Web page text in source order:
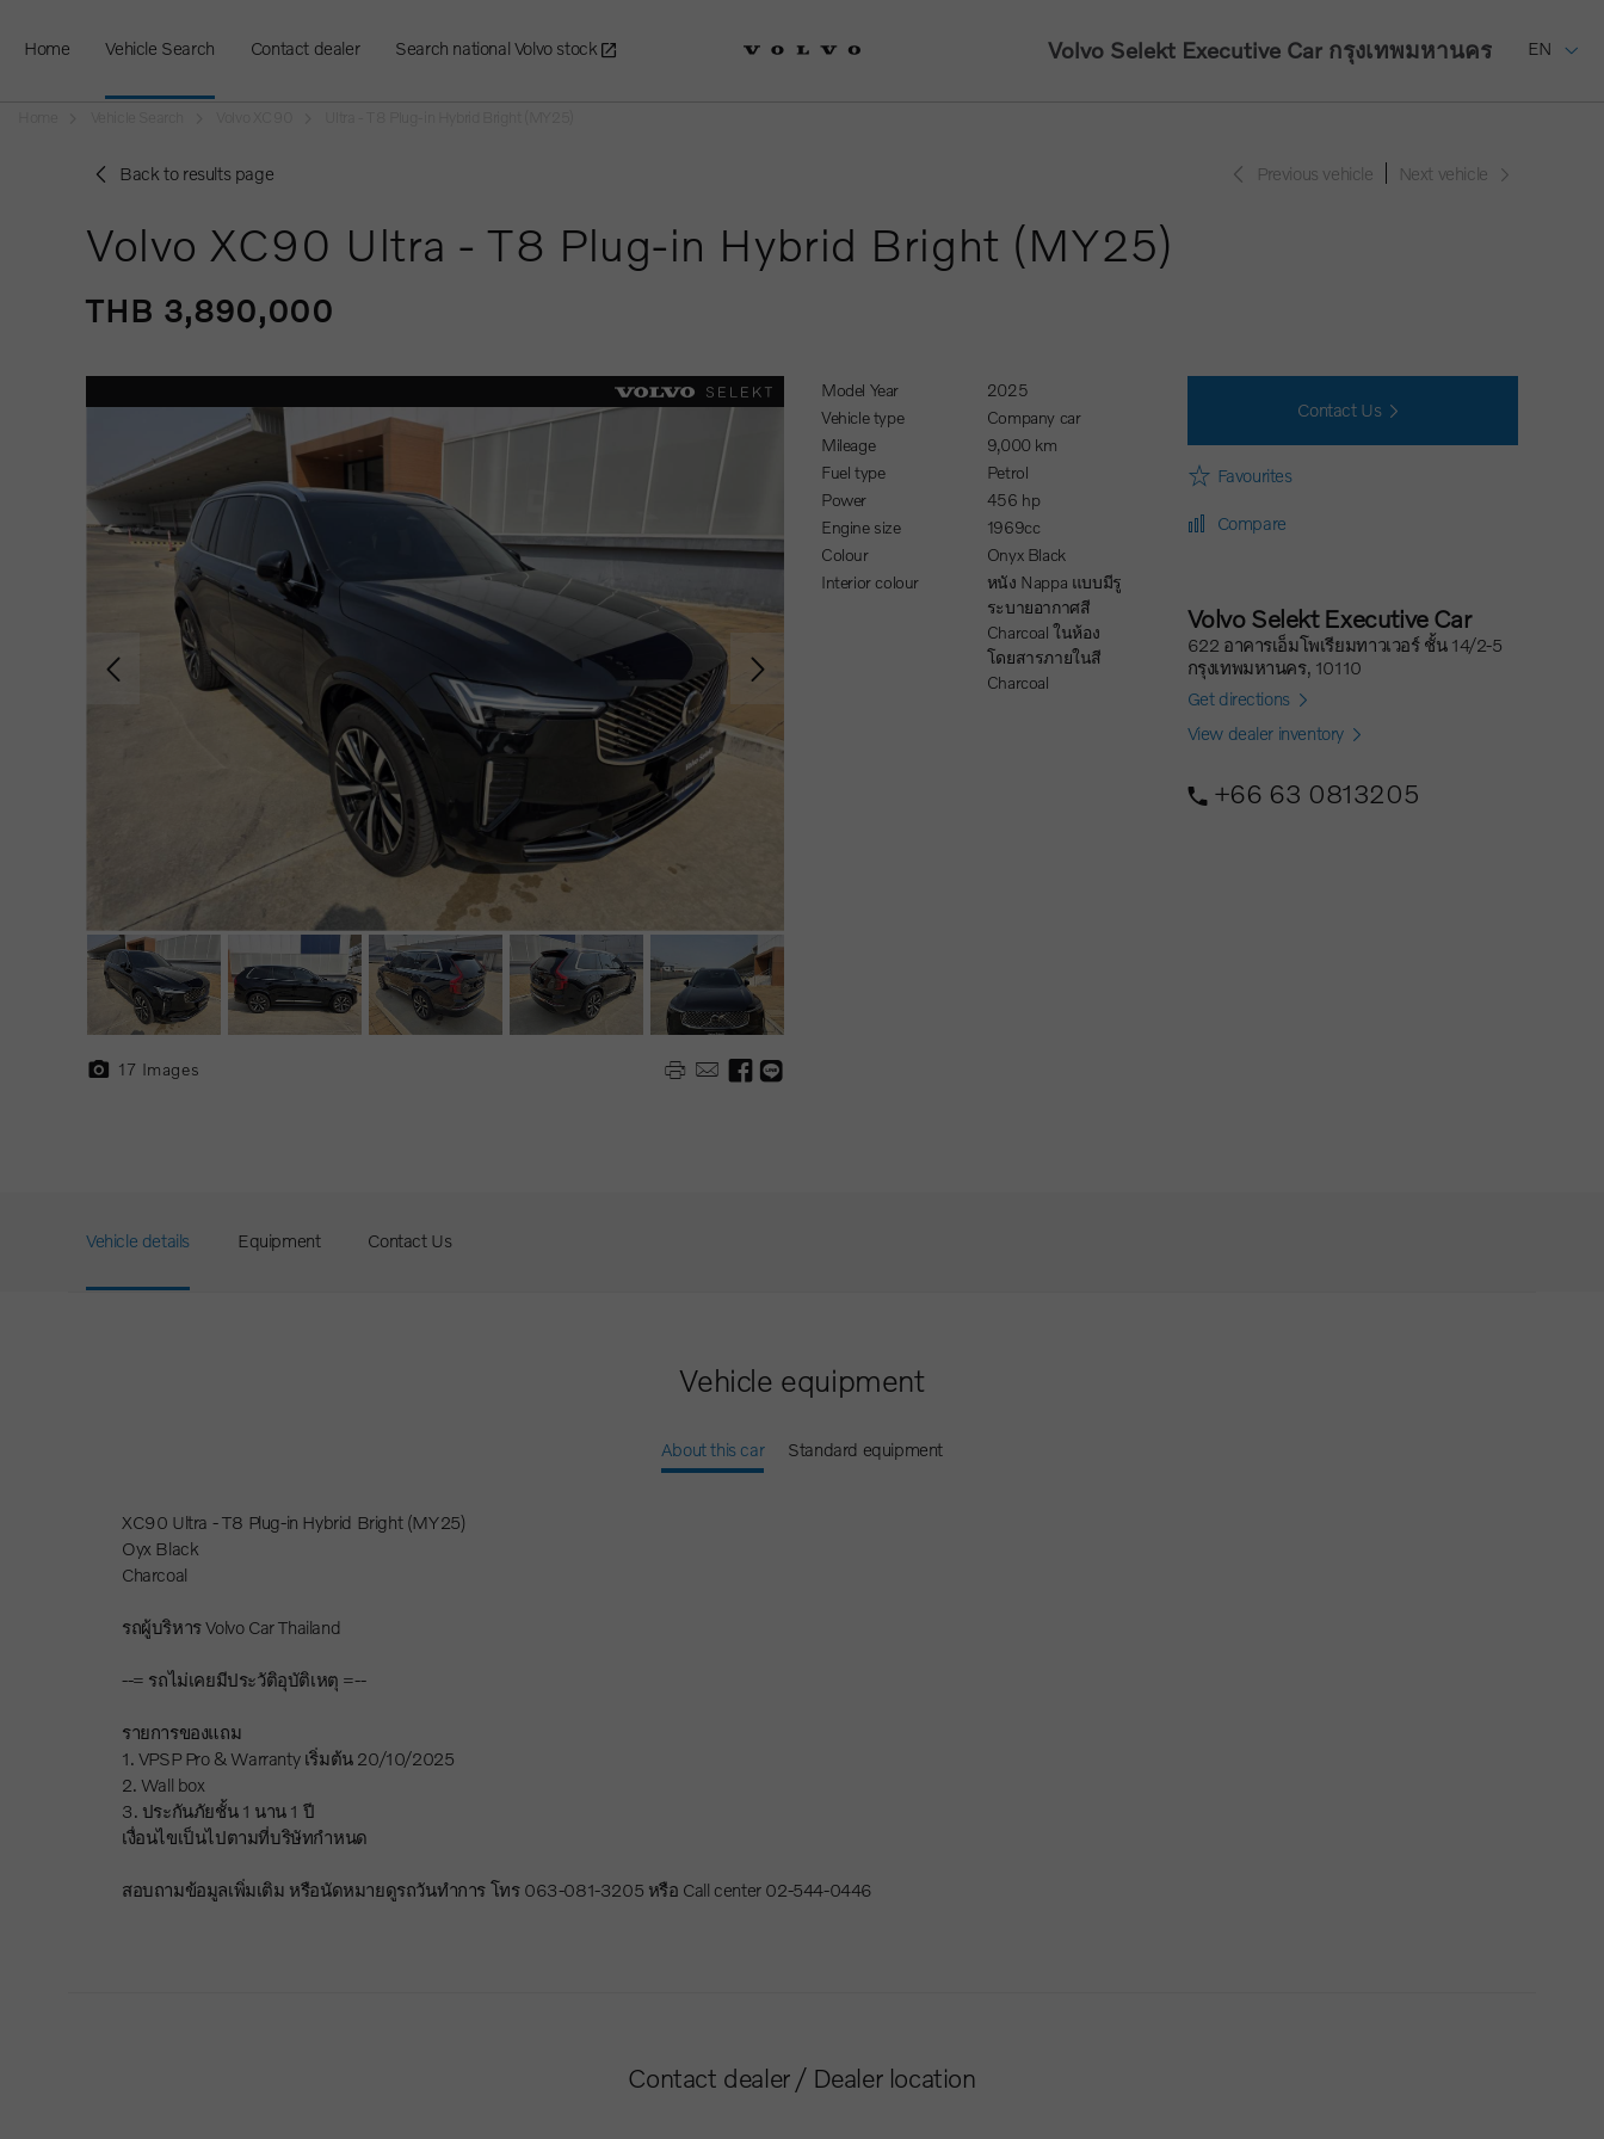
Home Vehicle Search Contact dealer Search national Volvo stock Volvo Selekt Executive Car กรุงเทพมหานคร EN
Back to results page Previous vehicle Next vehicle
Volvo XC90 Ultra - T8 Plug-in Hybrid Bright (MY25)
THB 3,890,000
17 Images
Model Year
2025
Vehicle type
Company car
Mileage
9,000 km
Fuel type
Petrol
Power
456 hp
Engine size
1969cc
Colour
Onyx Black
Interior colour
หนัง Nappa แบบมีรู
ระบายอากาศสี
Charcoal ในห้อง
โดยสารภายในสี
Charcoal
Contact Us
Favourites
Compare
Volvo Selekt Executive Car
622 อาคารเอ็มโพเรียมทาวเวอร์ ชั้น 14/2-5
กรุงเทพมหานคร, 10110
Get directions
View dealer inventory
+66 63 0813205
Vehicle details Equipment Contact Us
Vehicle equipment
About this car Standard equipment
XC90 Ultra - T8 Plug-in Hybrid Bright (MY25)
Oyx Black
Charcoal
รถผู้บริหาร Volvo Car Thailand
--= รถไม่เคยมีประวัติอุบัติเหตุ =--
รายการของแถม
1. VPSP Pro & Warranty เริ่มต้น 20/10/2025
2. Wall box
3. ประกันภัยชั้น 1 นาน 1 ปี
เงื่อนไขเป็นไปตามที่บริษัทกำหนด
สอบถามข้อมูลเพิ่มเติม หรือนัดหมายดูรถวันทำการ โทร 063-081-3205 หรือ Call center 02-544-0446
Contact dealer / Dealer location